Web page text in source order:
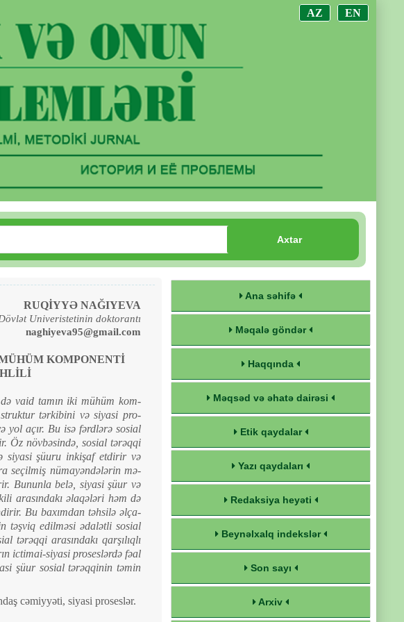
AZ EN
Axtar
RUQİYYƏ NAĞIYEVA
Univeristetinin doktorantı
naghiyeva95@gmail.com
KOMPONENTİ
vaid tamın iki mühüm kom­
tərkibini və siyasi pro­
yol açır. Bu isə fərdlərə sosial
Öz növbəsində, sosial tərəqqi
siyasi şüuru inkişaf etdirir və
seçilmiş nümayəndələrin mə­
Bununla belə, siyasi şüur və
arasındakı əlaqələri həm də
Bu baxımdan təhsilə əlça­
təşviq edilməsi ədalətli sosial
tərəqqi arasındakı qarşılıqlı
ictimai-siyasi proseslərdə fəal
şüur sosial tərəqqinin təmin
cəmiyyəti, siyasi pro­seslər.
Ana səhifə
Məqalə göndər
Haqqında
Məqsəd və əhatə dairəsi
Etik qaydalar
Yazı qaydaları
Redaksiya heyəti
Beynəlxalq indekslər
Son sayı
Arxiv